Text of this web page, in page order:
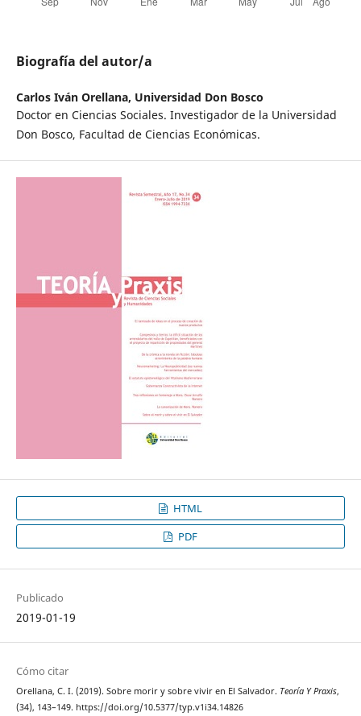
Biografía del autor/a
Carlos Iván Orellana, Universidad Don Bosco
Doctor en Ciencias Sociales. Investigador de la Universidad
Don Bosco, Facultad de Ciencias Económicas.
HTML
PDF
Publicado
2019-01-19
Cómo citar
Orellana, C. I. (2019). Sobre morir y sobre vivir en El Salvador. Teoría Y Praxis,
(34), 143–149. https://doi.org/10.5377/typ.v1i34.14826